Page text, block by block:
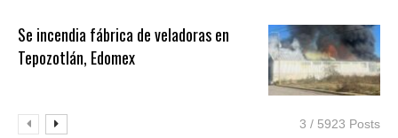
Se incendia fábrica de veladoras en
Tepozotlán, Edomex
3 / 5923 Posts